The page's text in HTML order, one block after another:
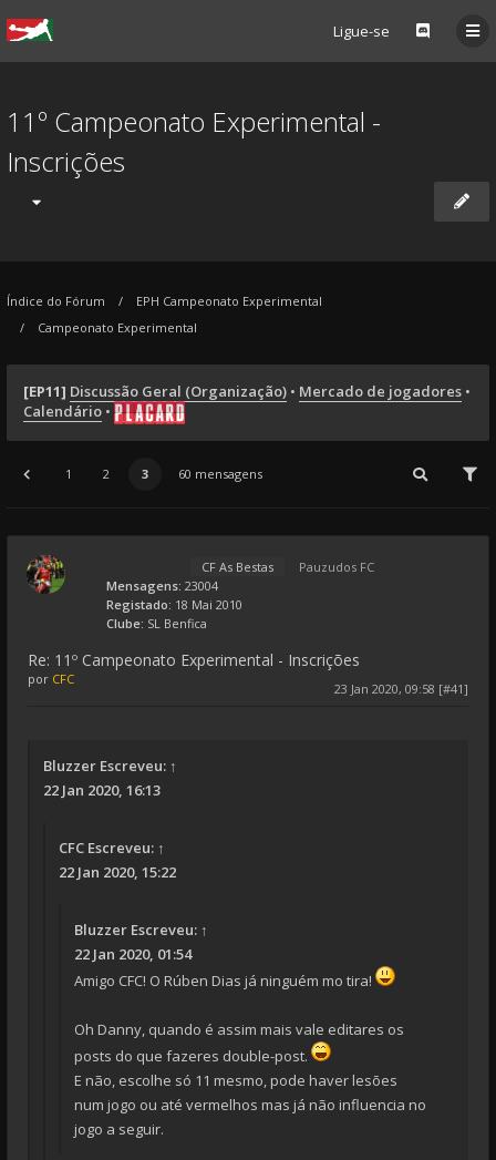
Ligue-se
11º Campeonato Experimental -
Inscrições
Índice do Fórum
EPH Campeonato Experimental
Campeonato Experimental
[EP11] Discussão Geral (Organização) • Mercado de jogadores •
Calendário •
1 2 3 60 mensagens
CF As Bestas
Pauzudos FC
Mensagens: 23004
Registado: 18 Mai 2010
Clube: SL Benfica
Re: 11º Campeonato Experimental - Inscrições
23 Jan 2020, 09:58 [#41]
por CFC
Bluzzer Escreveu: ↑
22 Jan 2020, 16:13
CFC Escreveu: ↑
22 Jan 2020, 15:22
Bluzzer Escreveu: ↑
22 Jan 2020, 01:54
Amigo CFC! O Rúben Dias já ninguém mo tira!
Oh Danny, quando é assim mais vale editares os
posts do que fazeres double-post.
E não, escolhe só 11 mesmo, pode haver lesões
num jogo ou até vermelhos mas já não influencia no
jogo a seguir.